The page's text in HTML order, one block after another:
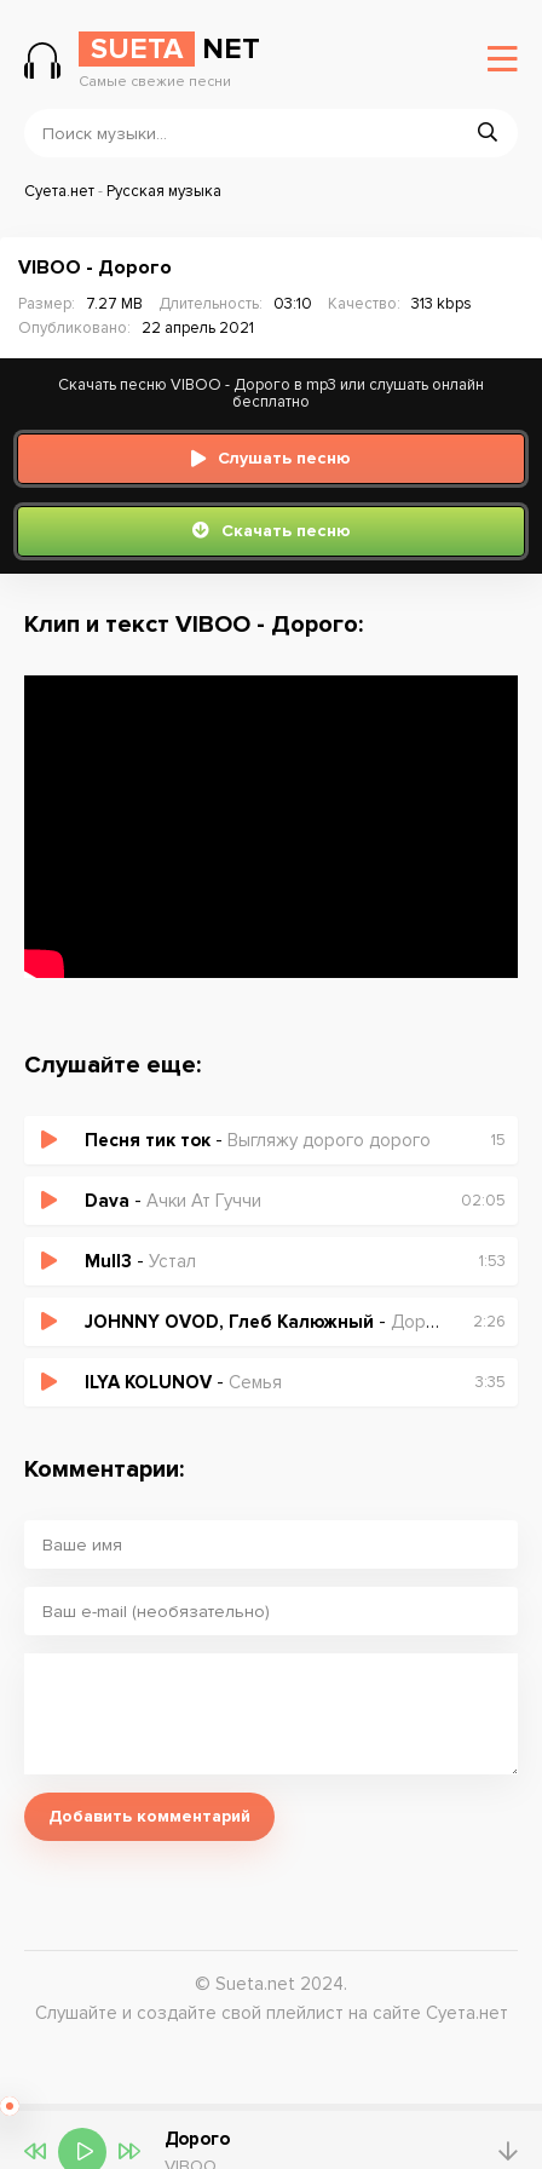
SUETA NET
Самые свежие песни
Суета.нет-Русская музыка
VIBOO - Дорого
Размер: 7.27 MB Длительность: 03:10 Качество:
313 kbps
Опубликовано:
22 апрель 2021
Скачать песню VIBOO - Дорого в mp3 или слушать онлайн
бесплатно
Слушать песню
Скачать песню
Клип и текст VIBOO - Дорого:
Слушайте еще:
Песня тик ток - Выгляжу дорого дорого 15
Dava - Ачки Ат Гуччи 02:05
Mull3 - Устал 1:53
JOHNNY OVOD, Глеб Калюжный - Дорого 2:26
ILYA KOLUNOV- Семья 3:35
Комментарии:
Добавить комментарий
© Sueta.net 2024.
Слушайте и создайте свой плейлист на сайте Суета.нет
Дорого